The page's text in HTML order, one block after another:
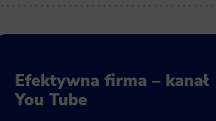
Efektywna firma – kanał
You Tube